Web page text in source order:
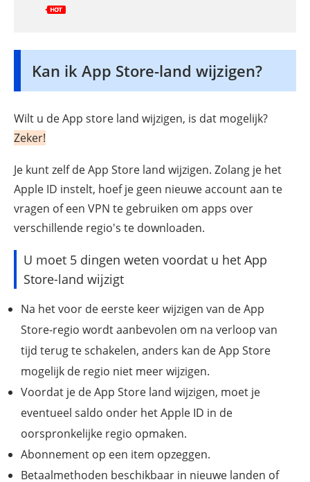
Kan ik App Store-land wijzigen?
Wilt u de App store land wijzigen, is dat mogelijk?
Zeker!
Je kunt zelf de App Store land wijzigen. Zolang je het
Apple ID instelt, hoef je geen nieuwe account aan te
vragen of een VPN te gebruiken om apps over
verschillende regio's te downloaden.
U moet 5 dingen weten voordat u het App
Store-land wijzigt
Na het voor de eerste keer wijzigen van de App
Store-regio wordt aanbevolen om na verloop van
tijd terug te schakelen, anders kan de App Store
mogelijk de regio niet meer wijzigen.
Voordat je de App Store land wijzigen, moet je
eventueel saldo onder het Apple ID in de
oorspronkelijke regio opmaken.
Abonnement op een item opzeggen.
Betaalmethoden beschikbaar in nieuwe landen of